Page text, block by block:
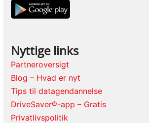
Nyttige links
Partneroversigt
Blog – Hvad er nyt
Tips til datagendannelse
DriveSaver®-app – Gratis
Privatlivspolitik